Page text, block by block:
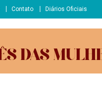
Contato Diários Oficiais